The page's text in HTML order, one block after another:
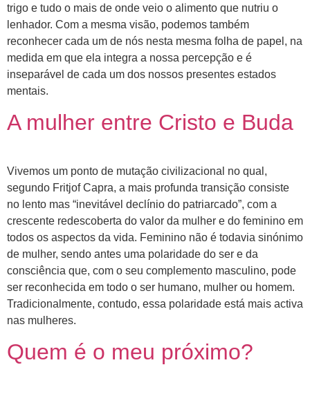
trigo e tudo o mais de onde veio o alimento que nutriu o
lenhador. Com a mesma visão, podemos também
reconhecer cada um de nós nesta mesma folha de papel, na
medida em que ela integra a nossa percepção e é
inseparável de cada um dos nossos presentes estados
mentais.
A mulher entre Cristo e Buda
Vivemos um ponto de mutação civilizacional no qual,
segundo Fritjof Capra, a mais profunda transição consiste
no lento mas “inevitável declínio do patriarcado”, com a
crescente redescoberta do valor da mulher e do feminino em
todos os aspectos da vida. Feminino não é todavia sinónimo
de mulher, sendo antes uma polaridade do ser e da
consciência que, com o seu complemento masculino, pode
ser reconhecida em todo o ser humano, mulher ou homem.
Tradicionalmente, contudo, essa polaridade está mais activa
nas mulheres.
Quem é o meu próximo?